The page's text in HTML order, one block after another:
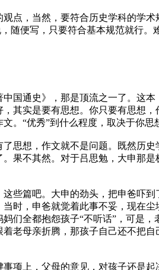
点，当然，要符合历史学科的学术
随便写，只要符合基本规范就行。
国通史》，那是顶流之一了。这
其实是要有思想。你只要有思想
。“优秀”到什么程度，取决于你思
思想，作文就不是问题。既然历
果不其然。对于吕思勉，大申那
些篇吧。大申的劲头，把申爸吓
时，申爸就觉着此事不妥，现在
全都抱怨孩子“不听话”，可是，
老母亲折腾，那孩子自己还不把
项上，父母的意见，对孩子还是